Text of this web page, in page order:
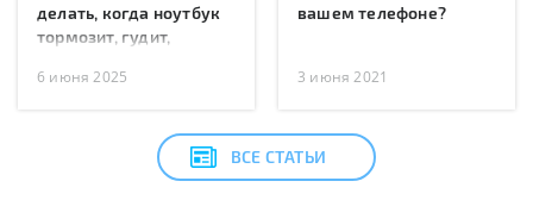
делать, когда ноутбук
тормозит, гудит,
перезагружается?
6 июня 2025
вашем телефоне?
3 июня 2021
ВСЕ СТАТЬИ